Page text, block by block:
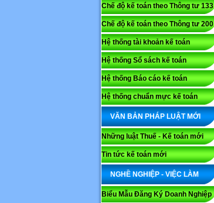
Chế độ kế toán theo Thông tư 133
Chế độ kế toán theo Thông tư 200
Hệ thống tài khoản kế toán
Hệ thống Sổ sách kế toán
Hệ thống Báo cáo kế toán
Hệ thống chuẩn mực kế toán
VĂN BẢN PHÁP LUẬT MỚI
Những luật Thuế - Kế toán mới
Tin tức kế toán mới
NGHỀ NGHIỆP - VIỆC LÀM
Biểu Mẫu Đăng Ký Doanh Nghiệp